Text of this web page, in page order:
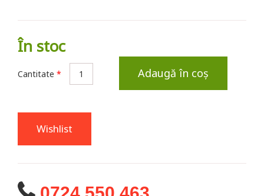
În stoc
Cantitate * Adaugă în coș
Wishlist